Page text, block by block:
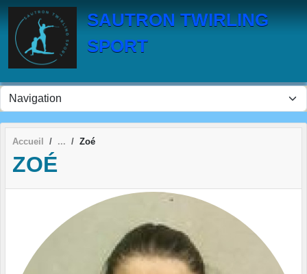
SAUTRON TWIRLING
SPORT
Accueil Zoé
ZOÉ
Panneau de gestion des cookies